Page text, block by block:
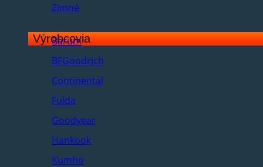
Zimné
Výrobcovia
Barum
BFGoodrich
Continental
Fulda
Goodyear
Hankook
Kumho